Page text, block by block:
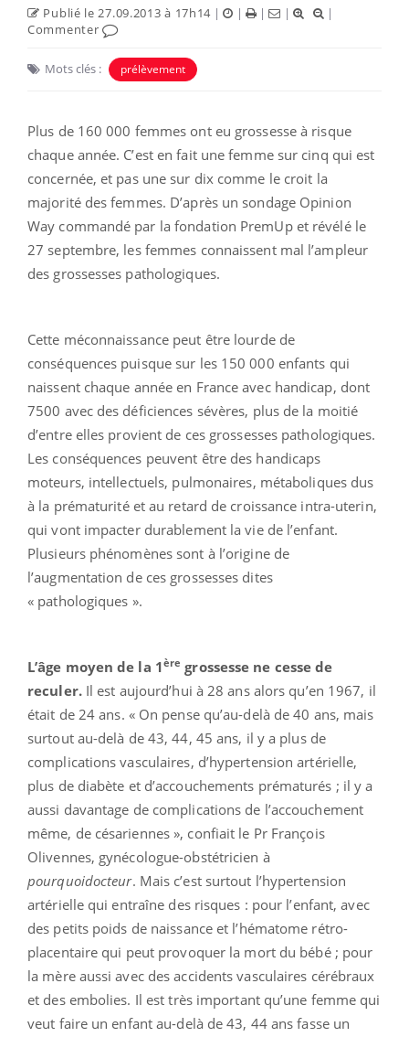
Publié le 27.09.2013 à 17h14 | | | |
|
Commenter
Mots clés : prélèvement
Plus de 160 000 femmes ont eu grossesse à risque
chaque année. C’est en fait une femme sur cinq qui est
concernée, et pas une sur dix comme le croit la
majorité des femmes. D’après un sondage Opinion
Way commandé par la fondation PremUp et révélé le
27 septembre, les femmes connaissent mal l’ampleur
des grossesses pathologiques.
Cette méconnaissance peut être lourde de
conséquences puisque sur les 150 000 enfants qui
naissent chaque année en France avec handicap, dont
7500 avec des déficiences sévères, plus de la moitié
d’entre elles provient de ces grossesses pathologiques.
Les conséquences peuvent être des handicaps
moteurs, intellectuels, pulmonaires, métaboliques dus
à la prématurité et au retard de croissance intra-uterin,
qui vont impacter durablement la vie de l’enfant.
Plusieurs phénomènes sont à l’origine de
l’augmentation de ces grossesses dites
« pathologiques ».
L’âge moyen de la 1ère grossesse ne cesse de
reculer.Il est aujourd’hui à 28 ans alors qu’en 1967, il
était de 24 ans. « On pense qu’au-delà de 40 ans, mais
surtout au-delà de 43, 44, 45 ans, il y a plus de
complications vasculaires, d’hypertension artérielle,
plus de diabète et d’accouchements prématurés ; il y a
aussi davantage de complications de l’accouchement
même, de césariennes », confiait le Pr François
Olivennes, gynécologue-obstétricien à
pourquoidocteur. Mais c’est surtout l’hypertension
artérielle qui entraîne des risques : pour l’enfant, avec
des petits poids de naissance et l’hématome rétro-
placentaire qui peut provoquer la mort du bébé ; pour
la mère aussi avec des accidents vasculaires cérébraux
et des embolies. Il est très important qu’une femme qui
veut faire un enfant au-delà de 43, 44 ans fasse un